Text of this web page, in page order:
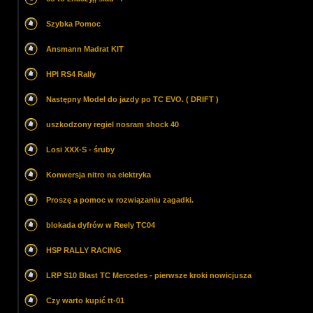
Szybka Pomoc
Ansmann Madrat KIT
HPI RS4 Rally
Następny Model do jazdy po TC EVO. ( DRIFT )
uszkodzony regiel nosram shock 40
Losi XXX-S - śruby
Konwersja nitro na elektryka
Proszę a pomoc w rozwiązaniu zagadki.
blokada dyfrów w Reely TC04
HSP RALLY RACING
LRP S10 Blast TC Mercedes - pierwsze kroki nowicjusza
Czy warto kupić tt-01